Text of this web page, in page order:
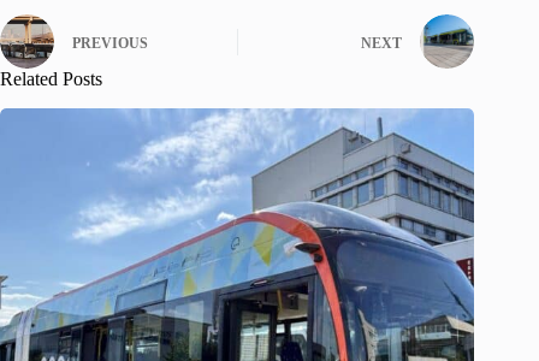
PREVIOUS NEXT
Related Posts